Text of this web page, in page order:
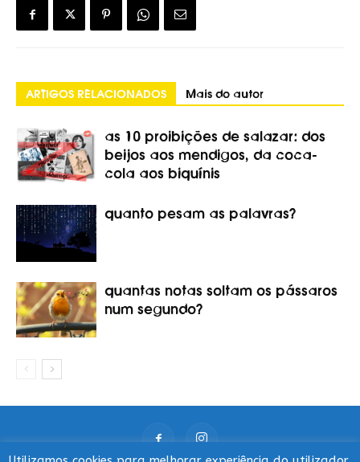
ARTIGOS RELACIONADOS Mais do autor
as 10 proibições de salazar: dos
beijos aos mendigos, da coca-
cola aos biquínis
quanto pesam as palavras?
quantas notas soltam os pássaros
num segundo?